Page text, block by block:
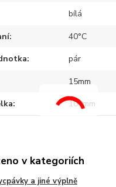
bílá
40°C
pár
15mm
100mm
v kategoriích
a jiné výplně